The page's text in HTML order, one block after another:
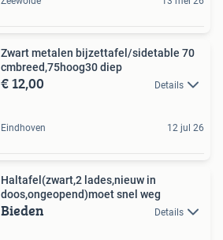
Zwart metalen bijzettafel/sidetable 70
cmbreed,75hoog30 diep
€ 12,00 Details
Eindhoven 12 jul 26
Haltafel(zwart,2 lades,nieuw in
doos,ongeopend)moet snel weg
Bieden Details